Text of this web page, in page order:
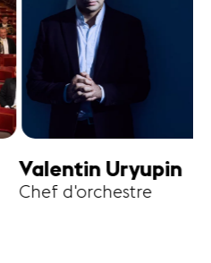
Amihai
Alto